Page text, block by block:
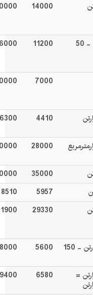
14000
650 تن - 50 11200
7000
4410
6300
28000
35000
5957
8510
29330
150 هزارتن - 150 5600
8000
=
6580
9400